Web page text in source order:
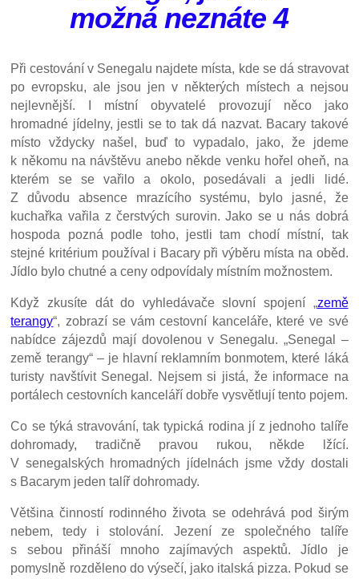
možná neznáte 4
Při cestování v Senegalu najdete místa, kde se dá stravovat
po evropsku, ale jsou jen v některých místech a nejsou
nejlevnější. I místní obyvatelé provozují něco jako
hromadné jídelny, jestli se to tak dá nazvat. Bacary takové
místo vždycky našel, buď to vypadalo, jako, že jdeme
k někomu na návštěvu anebo někde venku hořel oheň, na
kterém se se vařilo a okolo, posedávali a jedli lidé.
Z důvodu absence mrazícího systému, bylo jasné, že
kuchařka vařila z čerstvých surovin. Jako se u nás dobrá
hospoda pozná podle toho, jestli tam chodí místní, tak
stejné kritérium používal i Bacary při výběru místa na oběd.
Jídlo bylo chutné a ceny odpovídaly místním možnostem.
Když zkusíte dát do vyhledávače slovní spojení „země
terangy“, zobrazí se vám cestovní kanceláře, které ve své
nabídce zájezdů mají dovolenou v Senegalu. „Senegal –
země terangy“ – je hlavní reklamním bonmotem, které láká
turisty navštívit Senegal. Nejsem si jistá, že informace na
portálech cestovních kanceláří dobře vysvětlují tento pojem.
Co se týká stravování, tak typická rodina jí z jednoho talíře
dohromady, tradičně pravou rukou, někde lžící.
V senegalských hromadných jídelnách jsme vždy dostali
s Bacarym jeden talíř dohromady.
Většina činností rodinného života se odehrává pod širým
nebem, tedy i stolování. Jezení ze společného talíře
s sebou přináší mnoho zajímavých aspektů. Jídlo je
pomyslně rozděleno do výsečí, jako italská pizza. Pokud se